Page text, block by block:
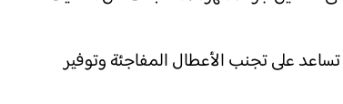
على تجنب الأعطال المفاجئة وتوفير